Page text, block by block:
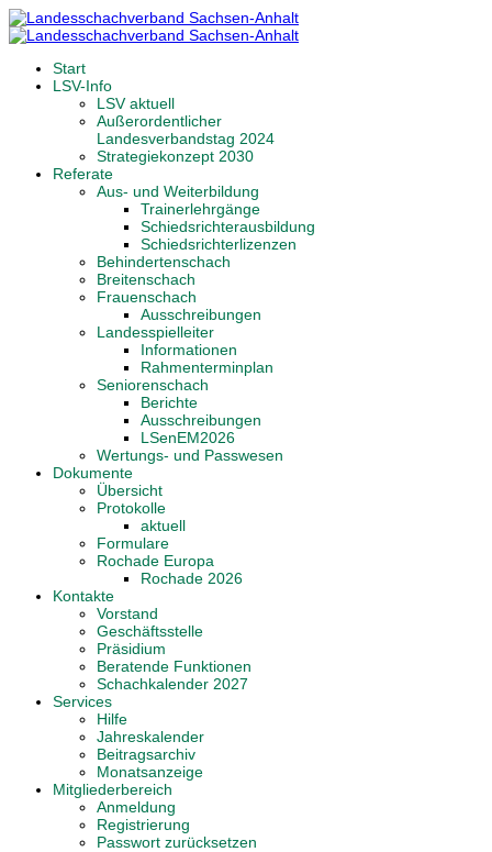
Start
LSV-Info
LSV aktuell
Außerordentlicher
Landesverbandstag 2024
Strategiekonzept 2030
Referate
Aus- und Weiterbildung
Trainerlehrgänge
Schiedsrichterausbildung
Schiedsrichterlizenzen
Behindertenschach
Breitenschach
Frauenschach
Ausschreibungen
Landesspielleiter
Informationen
Rahmenterminplan
Seniorenschach
Berichte
Ausschreibungen
LSenEM2026
Wertungs- und Passwesen
Dokumente
Übersicht
Protokolle
aktuell
Formulare
Rochade Europa
Rochade 2026
Kontakte
Vorstand
Geschäftsstelle
Präsidium
Beratende Funktionen
Schachkalender 2027
Services
Hilfe
Jahreskalender
Beitragsarchiv
Monatsanzeige
Mitgliederbereich
Anmeldung
Registrierung
Passwort zurücksetzen